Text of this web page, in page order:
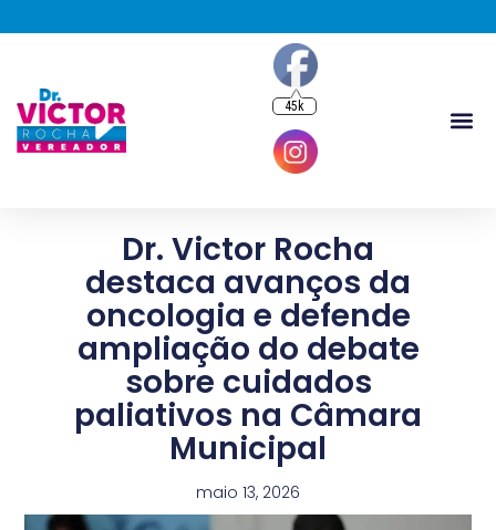
Dr. Victor Rocha
destaca avanços da
oncologia e defende
ampliação do debate
sobre cuidados
paliativos na Câmara
Municipal
maio 13, 2026
45k